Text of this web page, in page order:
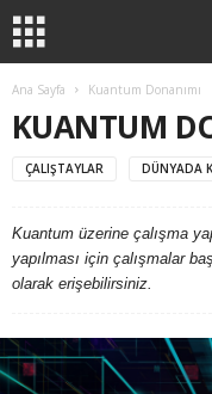
Ana Sayfa Kuantum Donanımı
KUANTUM
ÇALIŞTAYLAR DÜNYADA
Kuantum üzerine çalışma
yapılması için çalışmalar
olarak erişebilirsiniz.